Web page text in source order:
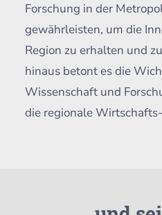
Forschung in der
gewährleisten, um die
Region zu erhalten und
hinaus betont es die
Wissenschaft und
die regionale